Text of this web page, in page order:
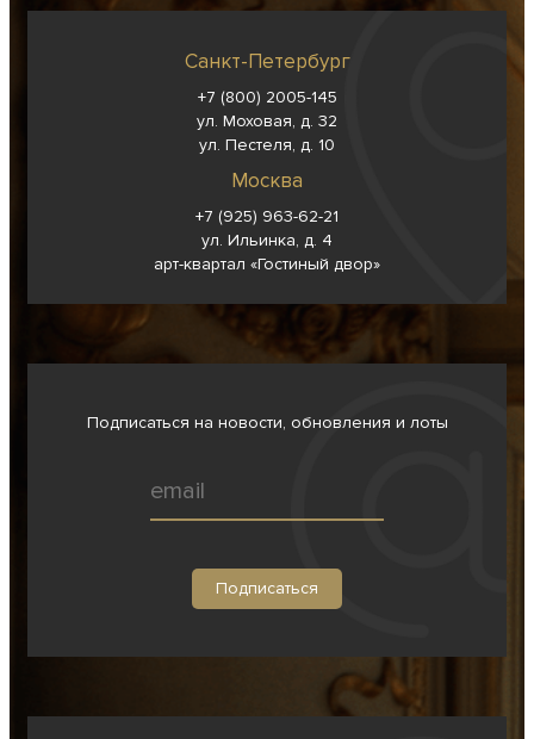
Санкт-Петербург
+7 (800) 2005-145
ул. Моховая, д. 32
ул. Пестеля, д. 10
Москва
+7 (925) 963-62-21
ул. Ильинка, д. 4
арт-квартал «Гостиный двор»
Подписаться на новости, обновления и лоты